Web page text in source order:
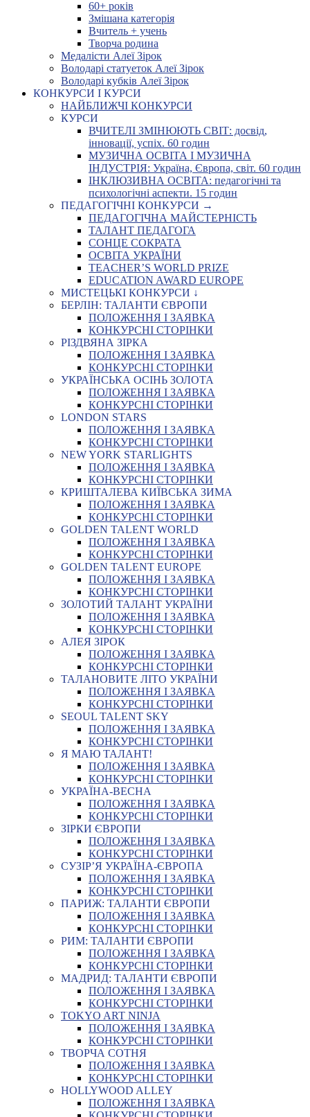
60+ років
Змішана категорія
Вчитель + учень
Творча родина
Медалісти Алеї Зірок
Володарі статуеток Алеї Зірок
Володарі кубків Алеї Зірок
КОНКУРСИ І КУРСИ
НАЙБЛИЖЧІ КОНКУРСИ
КУРСИ
ВЧИТЕЛІ ЗМІНЮЮТЬ СВІТ: досвід,
інновації, успіх. 60 годин
МУЗИЧНА ОСВІТА І МУЗИЧНА
ІНДУСТРІЯ: Україна, Європа, світ. 60 годин
ІНКЛЮЗИВНА ОСВІТА: педагогічні та
психологічні аспекти. 15 годин
ПЕДАГОГІЧНІ КОНКУРСИ →
ПЕДАГОГІЧНА МАЙСТЕРНІСТЬ
ТАЛАНТ ПЕДАГОГА
СОНЦЕ СОКРАТА
ОСВІТА УКРАЇНИ
TEACHER’S WORLD PRIZE
EDUCATION AWARD EUROPE
МИСТЕЦЬКІ КОНКУРСИ ↓
БЕРЛІН: ТАЛАНТИ ЄВРОПИ
ПОЛОЖЕННЯ І ЗАЯВКА
КОНКУРСНІ СТОРІНКИ
РІЗДВЯНА ЗІРКА
ПОЛОЖЕННЯ І ЗАЯВКА
КОНКУРСНІ СТОРІНКИ
УКРАЇНСЬКА ОСІНЬ ЗОЛОТА
ПОЛОЖЕННЯ І ЗАЯВКА
КОНКУРСНІ СТОРІНКИ
LONDON STARS
ПОЛОЖЕННЯ І ЗАЯВКА
КОНКУРСНІ СТОРІНКИ
NEW YORK STARLIGHTS
ПОЛОЖЕННЯ І ЗАЯВКА
КОНКУРСНІ СТОРІНКИ
КРИШТАЛЕВА КИЇВСЬКА ЗИМА
ПОЛОЖЕННЯ І ЗАЯВКА
КОНКУРСНІ СТОРІНКИ
GOLDEN TALENT WORLD
ПОЛОЖЕННЯ І ЗАЯВКА
КОНКУРСНІ СТОРІНКИ
GOLDEN TALENT EUROPE
ПОЛОЖЕННЯ І ЗАЯВКА
КОНКУРСНІ СТОРІНКИ
ЗОЛОТИЙ ТАЛАНТ УКРАЇНИ
ПОЛОЖЕННЯ І ЗАЯВКА
КОНКУРСНІ СТОРІНКИ
АЛЕЯ ЗІРОК
ПОЛОЖЕННЯ І ЗАЯВКА
КОНКУРСНІ СТОРІНКИ
ТАЛАНОВИТЕ ЛІТО УКРАЇНИ
ПОЛОЖЕННЯ І ЗАЯВКА
КОНКУРСНІ СТОРІНКИ
SEOUL TALENT SKY
ПОЛОЖЕННЯ І ЗАЯВКА
КОНКУРСНІ СТОРІНКИ
Я МАЮ ТАЛАНТ!
ПОЛОЖЕННЯ І ЗАЯВКА
КОНКУРСНІ СТОРІНКИ
УКРАЇНА-ВЕСНА
ПОЛОЖЕННЯ І ЗАЯВКА
КОНКУРСНІ СТОРІНКИ
ЗІРКИ ЄВРОПИ
ПОЛОЖЕННЯ І ЗАЯВКА
КОНКУРСНІ СТОРІНКИ
СУЗІР’Я УКРАЇНА-ЄВРОПА
ПОЛОЖЕННЯ І ЗАЯВКА
КОНКУРСНІ СТОРІНКИ
ПАРИЖ: ТАЛАНТИ ЄВРОПИ
ПОЛОЖЕННЯ І ЗАЯВКА
КОНКУРСНІ СТОРІНКИ
РИМ: ТАЛАНТИ ЄВРОПИ
ПОЛОЖЕННЯ І ЗАЯВКА
КОНКУРСНІ СТОРІНКИ
МАДРИД: ТАЛАНТИ ЄВРОПИ
ПОЛОЖЕННЯ І ЗАЯВКА
КОНКУРСНІ СТОРІНКИ
TOKYO ART NINJA
ПОЛОЖЕННЯ І ЗАЯВКА
КОНКУРСНІ СТОРІНКИ
ТВОРЧА СОТНЯ
ПОЛОЖЕННЯ І ЗАЯВКА
КОНКУРСНІ СТОРІНКИ
HOLLYWOOD ALLEY
ПОЛОЖЕННЯ І ЗАЯВКА